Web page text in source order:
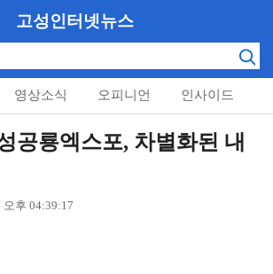
고성인터넷뉴스
영상소식 오피니언 인사이드
공룡엑스포, 차별화된 내
오후 04:39:17